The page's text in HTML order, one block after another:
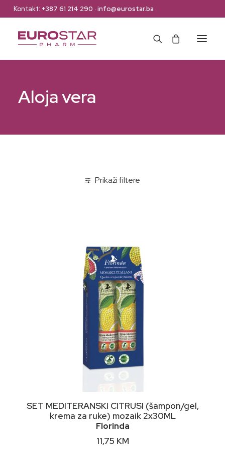
Kontakt: +387 61 214 290 · info@eurostar.ba
Web Shop
Aloja vera
Prikaži filtere
DODAJ U KORPU
SET MEDITERANSKI CITRUSI (šampon/gel,
krema za ruke) mozaik 2x30ML
Florinda
11,75 KM